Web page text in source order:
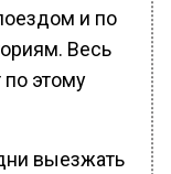
и по
Весь
по этому
выезжать